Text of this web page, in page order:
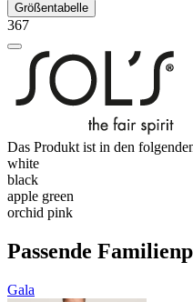
Größentabelle
367
Das Produkt ist in den
white
black
apple green
orchid pink
Passende
Gala